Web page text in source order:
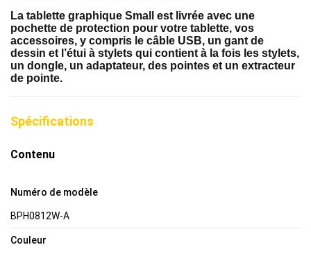
La tablette graphique Small est livrée avec une
pochette de protection pour votre tablette, vos
accessoires, y compris le câble USB, un gant de
dessin et l’étui à stylets qui contient à la fois les stylets,
un dongle, un adaptateur, des pointes et un extracteur
de pointe.
Spécifications
Contenu
Numéro de modèle
BPH0812W-A
Couleur